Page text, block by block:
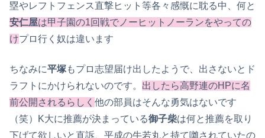
塁やレフトフェンス直撃ヒット等各々感慨に耽る中、何と
安仁屋は甲子園の1回戦でノーヒットノーランをやっての
けプロ行く奴は違います
ちなみに平塚もプロ志望届け出したようで、出さないとド
ラフトにかけられないのです。 出したら高野連のHPに名
前公開されるらしく 他の部員はそんな勇気はないです
（笑）K大に推薦が決まっている御子柴は何と推薦を取り
下げて欲しいと直訴、平成の牛若丸と持て囃されていたの